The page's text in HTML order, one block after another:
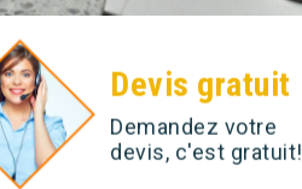
Devis gratuit
Demandez votre
devis, c'est gratuit!